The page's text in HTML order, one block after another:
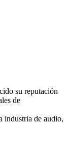
su reputación
de
industria de audio,